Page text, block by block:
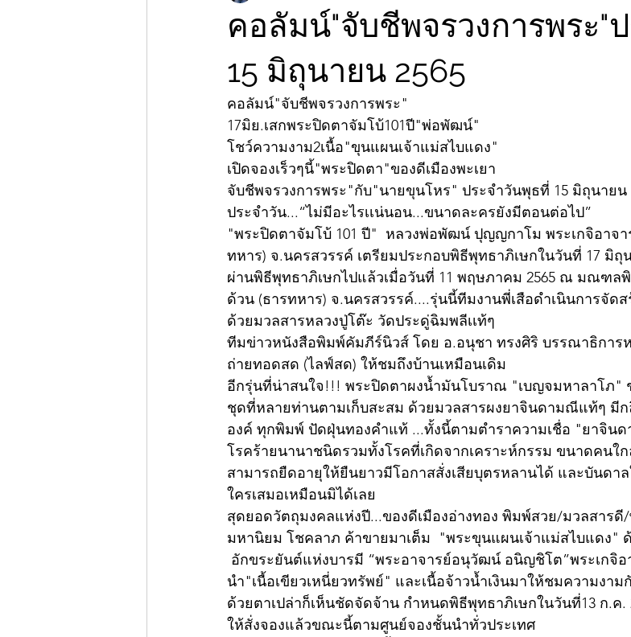
คอลัมน์"จับชีพจรวงการพระ"
15 มิถุนายน 2565
คอลัมน์"จับชีพจรวงการพระ"
17มิย.เสกพระปิดตาจัมโบ้101ปี"พ่อพัฒน์"
โชว์ความงาม2เนื้อ"ขุนแผนเจ้าแม่สไบแดง"
เปิดจองเร็วๆนี้"พระปิดตา"ของดีเมืองพะเยา
จับชีพจรวงการพระ"กับ"นายขุนโหร" ประจำวันพุธที่ 15 มิถุนายน
ประจำวัน...“ไม่มีอะไรเเน่นอน...ขนาดละครยังมีตอนต่อไป”
"พระปิดตาจัมโบ้ 101 ปี"  หลวงพ่อพัฒน์ ปุญญกาโม พระเกจิอาจ
ทหาร) จ.นครสวรรค์ เตรียมประกอบพิธีพุทธาภิเษกในวันที่ 17 มิถุน
ผ่านพิธีพุทธาภิเษกไปแล้วเมื่อวันที่ 11 พฤษภาคม 2565 ณ มณฑล
ด้วน (ธารทหาร) จ.นครสวรรค์....รุ่นนี้ทีมงานพี่เสือดำเนินการจั
ด้วยมวลสารหลวงปู่โต๊ะ วัดประดู่ฉิมพลีเเท้ๆ
ทีมข่าวหนังสือพิมพ์คัมภีร์นิวส์ โดย อ.อนุชา ทรงศิริ บรรณาธิการ
ถ่ายทอดสด (ไลฟ์สด) ให้ชมถึงบ้านเหมือนเดิม
อีกรุ่นที่น่าสนใจ!!! พระปิดตาผงน้ำมันโบราณ "เบญจมหาลาโภ"
ชุดที่หลายท่านตามเก็บสะสม ด้วยมวลสารผงยาจินดามณีแท้ๆ มี
องค์ ทุกพิมพ์ ปัดฝุ่นทองคำแท้ ...ทั้งนี้ตามตำราความเชื่อ "ยาจิ
โรคร้ายนานาชนิดรวมทั้งโรคที่เกิดจากเคราะห์กรรม ขนาดคนใ
สามารถยืดอายุให้ยืนยาวมีโอกาสสั่งเสียบุตรหลานได้ และบันดา
ใครเสมอเหมือนมิได้เลย
สุดยอดวัตถุมงคลแห่งปี...ของดีเมืองอ่างทอง พิมพ์สวย/มวลสาร
มหานิยม โชคลาภ ค้าขายมาเต็ม  "พระขุนแผนเจ้าแม่สไบแดง"
อักขระยันต์แห่งบารมี “พระอาจารย์อนุวัฒน์ อนิญชิโต”พระเกจิอ
นำ"เนื้อเขียวเหนี่ยวทรัพย์" และเนื้อจ้าวน้ำเงินมาให้ชมความงา
ด้วยตาเปล่าก็เห็นชัดจัดจ้าน กำหนดพิธีพุทธาภิเษกในวันที่13 ก.ค.
ให้สั่งจองแล้วขณะนี้ตามศูนย์จองชั้นนำทั่วประเทศ